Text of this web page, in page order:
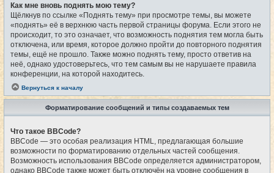
Как мне вновь поднять мою тему?
Щёлкнув по ссылке «Поднять тему» при просмотре темы, вы можете
«поднять» её в верхнюю часть первой страницы форума. Если этого не
происходит, то это означает, что возможность поднятия тем могла быть
отключена, или время, которое должно пройти до повторного поднятия
темы, ещё не прошло. Также можно поднять тему, просто ответив на
неё, однако удостоверьтесь, что тем самым вы не нарушаете правила
конференции, на которой находитесь.
Вернуться к началу
Форматирование сообщений и типы создаваемых тем
Что такое BBCode?
BBCode — это особая реализация HTML, предлагающая большие
возможности по форматированию отдельных частей сообщения.
Возможность использования BBCode определяется администратором,
однако BBCode также может быть отключён на уровне сообщения в